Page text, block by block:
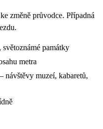
změně průvodce. Případná
památky
metra
návštěvy muzeí, kabaretů,